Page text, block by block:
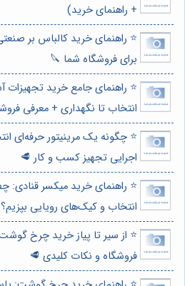
+ راهنمای خرید)
⭐️ راهنمای خرید کالباس بر
برای فروشگاه شما 🔪
⭐️ راهنمای جامع خرید تجهیزات
انتخاب تا نگهداری + معرفی
⭐️ چگونه یک مرینیتور حرفه‌ای
اجرایی تجهیز کسب و کار 🥩
⭐️ راهنمای خرید میکسر قنادی:
انتخاب و کیک‌های رویایی
⭐️ از سیر تا پیاز خرید چرخ
فروشگاه و نکات کلیدی 🥩